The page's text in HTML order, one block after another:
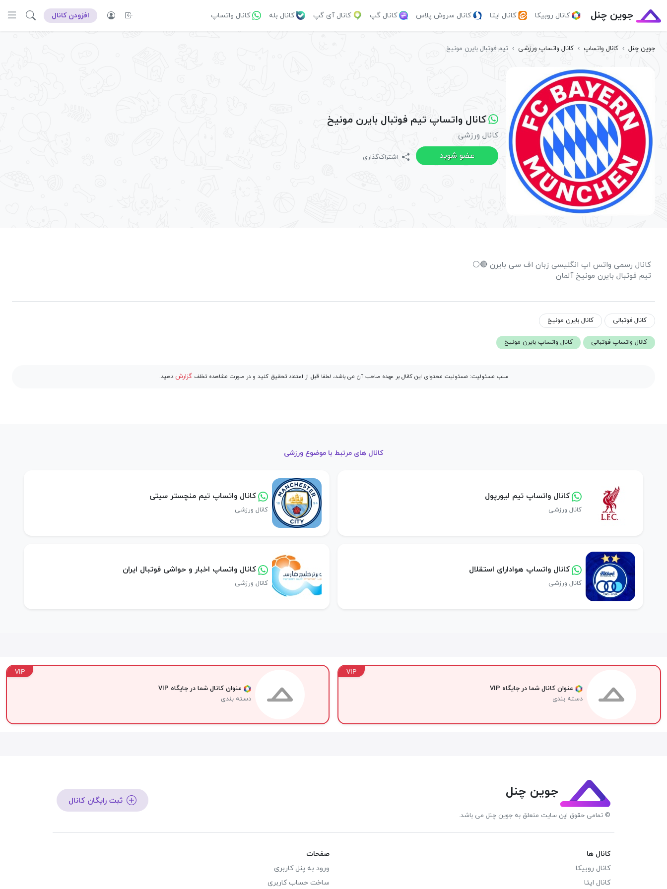
جوین چنل کانال روبیکا کانال ایتا کانال سروش پلاس کانال گپ کانال آی گپ کانال بله کانال واتساپ افزودن کانال
جوین چنل › کانال واتساپ › کانال واتساپ ورزشی › تیم فوتبال بایرن مونیخ
کانال واتساپ تیم فوتبال بایرن مونیخ
کانال ورزشی
عضو شوید
اشتراک‌گذاری
کانال رسمی واتس اپ انگلیسی زبان اف سی بایرن 🔴⚪
تیم فوتبال بایرن مونیخ آلمان
کانال فوتبالی کانال بایرن مونیخ
کانال واتساپ فوتبالی کانال واتساپ بایرن مونیخ
سلب مسئولیت: مسئولیت محتوای این کانال بر عهده صاحب آن می باشد، لطفا قبل از اعتماد تحقیق کنید و در صورت مشاهده تخلفگزارش دهید.
کانال های مرتبط با موضوع ورزشی
کانال واتساپ تیم لیورپول
کانال ورزشی
کانال واتساپ تیم منچستر سیتی
کانال ورزشی
کانال واتساپ هوادارای استقلال
کانال ورزشی
کانال واتساپ اخبار و حواشی فوتبال ایران
کانال ورزشی
VIP
عنوان کانال شما در جایگاه VIP
دسته بندی
VIP
عنوان کانال شما در جایگاه VIP
دسته بندی
جوین چنل
© تمامی حقوق این سایت متعلق به جوین چنل می باشد.
ثبت رایگان کانال
کانال ها
کانال روبیکا
کانال ایتا
صفحات
ورود به پنل کاربری
ساخت حساب کاربری